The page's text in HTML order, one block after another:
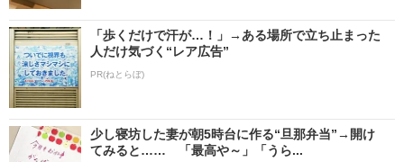
「歩くだけで汗が…！」→ある場所で立ち止まった
人だけ気づく“レア広告”
PR(ねとらぼ)
少し寝坊した妻が朝5時台に作る“旦那弁当”→開け
てみると…… 「最高や～」「うら...